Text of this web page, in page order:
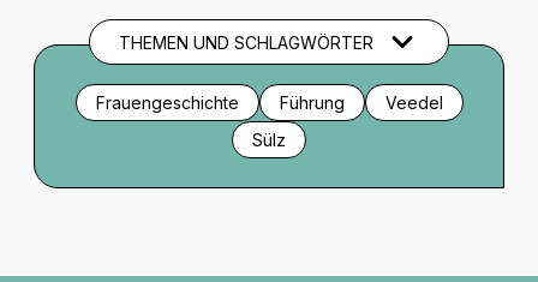
THEMEN UND SCHLAGWÖRTER
Frauengeschichte Führung
Veedel
Sülz